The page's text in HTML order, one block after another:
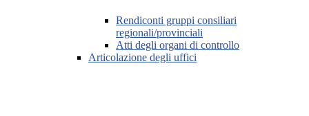
Rendiconti gruppi consiliari
regionali/provinciali
Atti degli organi di controllo
Articolazione degli uffici